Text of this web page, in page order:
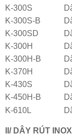
K-300S
K-300S-B
K-300SD
K-300H
K-300H-B
K-370H
K-430S
K-450H-B
K-610L
II/ DÂY RÚT INOX